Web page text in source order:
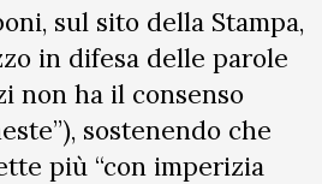
sul sito della Stampa,
in difesa delle parole
non ha il consenso
sostenendo che
più “con imperizia